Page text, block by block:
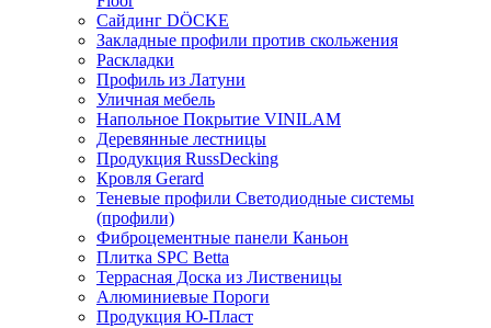
Сайдинг DÖCKE
Закладные профили против скольжения
Раскладки
Профиль из Латуни
Уличная мебель
Напольное Покрытие VINILAM
Деревянные лестницы
Продукция RussDecking
Кровля Gerard
Теневые профили Светодиодные системы
(профили)
Фиброцементные панели Каньон
Плитка SPC Betta
Террасная Доска из Лиственицы
Алюминиевые Пороги
Продукция Ю-Пласт